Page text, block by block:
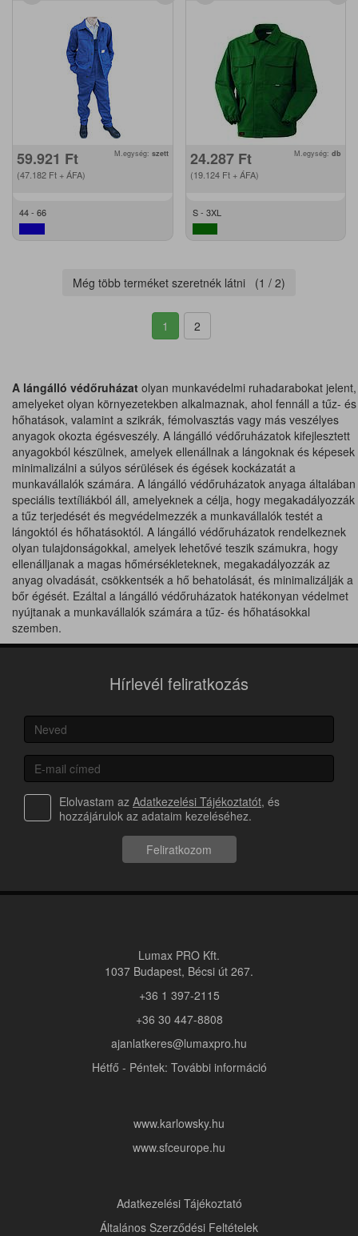
59.921 Ft
(47.182 Ft + ÁFA)
M.egység: szett
44 - 66
24.287 Ft
(19.124 Ft+ ÁFA)
M.egység: db
S - 3XL
Még több terméket szeretnék látni (1 / 2)
1 2
A lángálló védőruházat olyan munkavédelmi ruhadarabokat jelent,
amelyeket olyan környezetekben alkalmaznak, ahol fennáll a tűz- és
hőhatások, valamint a szikrák, fémolvasztás vagy más veszélyes
anyagok okozta égésveszély. A lángálló védőruházatok kifejlesztett
anyagokból készülnek, amelyek ellenállnak a lángoknak és képesek
minimalizálni a súlyos sérülések és égések kockázatát a
munkavállalók számára. A lángálló védőruházatok anyaga általában
speciális textíliákból áll, amelyeknek a célja, hogy megakadályozzák
a tűz terjedését és megvédelmezzék a munkavállalók testét a
lángoktól és hőhatásoktól. A lángálló védőruházatok rendelkeznek
olyan tulajdonságokkal, amelyek lehetővé teszik számukra, hogy
ellenálljanak a magas hőmérsékleteknek, megakadályozzák az
anyag olvadását, csökkentsék a hő behatolását, és minimalizálják a
bőr égését. Ezáltal a lángálló védőruházatok hatékonyan védelmet
nyújtanak a munkavállalók számára a tűz- és hőhatásokkal
szemben.
Hírlevél feliratkozás
Elolvastam az Adatkezelési Tájékoztatót, és
hozzájárulok az adataim kezeléséhez.
Feliratkozom
Lumax PRO Kft.
1037 Budapest, Bécsi út 267.
+36 1 397-2115
+36 30 447-8808
ajanlatkeres@lumaxpro.hu
Hétfő - Péntek: További információ
www.karlowsky.hu
www.sfceurope.hu
Adatkezelési Tájékoztató
Általános Szerződési Feltételek